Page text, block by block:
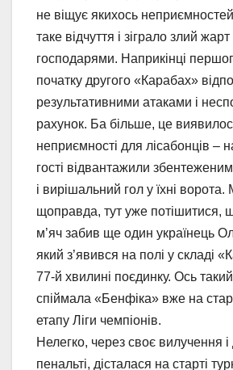
не віщує якихось
таке відчуття і зіграло злий жарт
господарями. Наприкінці
початку другого «Карабах»
результативними атаками і
рахунок. Ба більше, це
неприємності для лісабонців –
гості відвантажили
і вирішальний гол у їхні
щоправда, тут уже потішитися,
м’яч забив ще один українець
який з’явився на полі у складі
77-й хвилині поєдинку. Ось
спіймала «Бенфіка» вже на
етапу Ліги чемпіонів.
Нелегко, через своє вилучення
пенальті, дісталася на старті